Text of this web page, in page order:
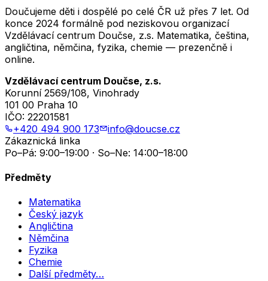
Doučujeme děti i dospělé po celé ČR už přes 7 let. Od
konce 2024 formálně pod neziskovou organizací
Vzdělávací centrum Doučse, z.s. Matematika, čeština,
angličtina, němčina, fyzika, chemie — prezenčně i
online.
Vzdělávací centrum Doučse, z.s.
Korunní 2569/108, Vinohrady
101 00 Praha 10
IČO: 22201581
+420 494 900 173
info@doucse.cz
Zákaznická linka
Po–Pá: 9:00–19:00 · So–Ne: 14:00–18:00
Předměty
Matematika
Český jazyk
Angličtina
Němčina
Fyzika
Chemie
Další předměty…